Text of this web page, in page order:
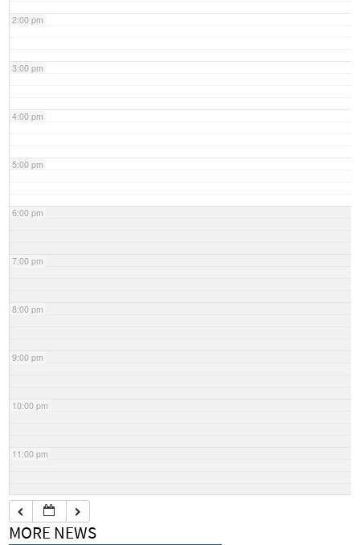
2:00 pm
3:00 pm
4:00 pm
5:00 pm
6:00 pm
7:00 pm
8:00 pm
9:00 pm
10:00 pm
11:00 pm
MORE NEWS